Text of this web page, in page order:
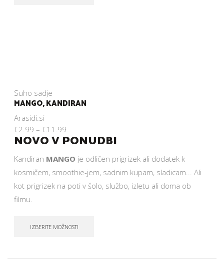
Suho sadje
MANGO, KANDIRAN
Arasidi.si
€2.99 – €11.99
NOVO V PONUDBI
Kandiran MANGO je odličen prigrizek ali dodatek k
kosmičem, smoothie-jem, sadnim kupam, sladicam... Ali
kot prigrizek na poti v šolo, službo, izletu ali doma ob
filmu.
IZBERITE MOŽNOSTI